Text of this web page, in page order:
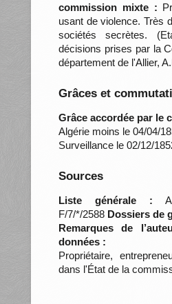
commission mixte :
usant de violence. Très
sociétés secrètes.
décisions prises par la
département de l'Allier,
Grâces et
Grâce accordée par le
Algérie moins le 04/04/
Surveillance le 02/12/
Sources
Liste générale :
F/7/*/2588 Dossiers de
Remarques de
données :
Propriétaire,
dans l'État de la